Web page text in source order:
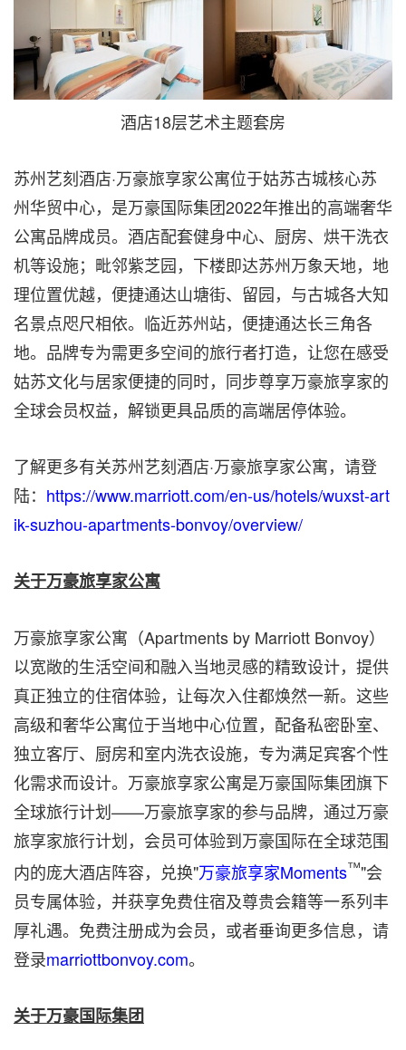
酒店18层艺术主题套房
苏州艺刻酒店·万豪旅享家公寓位于姑苏古城核心苏
州华贸中心，是万豪国际集团2022年推出的高端奢华
公寓品牌成员。酒店配套健身中心、厨房、烘干洗衣
机等设施；毗邻紫芝园，下楼即达苏州万象天地，地
理位置优越，便捷通达山塘街、留园，与古城各大知
名景点咫尺相依。临近苏州站，便捷通达长三角各
地。品牌专为需更多空间的旅行者打造，让您在感受
姑苏文化与居家便捷的同时，同步尊享万豪旅享家的
全球会员权益，解锁更具品质的高端居停体验。
了解更多有关苏州艺刻酒店·万豪旅享家公寓，请登
陆： https://www.marriott.com/en-us/hotels/wuxst-art
ik-suzhou-apartments-bonvoy/overview/
关于万豪旅享家公寓
万豪旅享家公寓（Apartments by Marriott Bonvoy）
以宽敞的生活空间和融入当地灵感的精致设计，提供
真正独立的住宿体验，让每次入住都焕然一新。这些
高级和奢华公寓位于当地中心位置，配备私密卧室、
独立客厅、厨房和室内洗衣设施，专为满足宾客个性
化需求而设计。万豪旅享家公寓是万豪国际集团旗下
全球旅行计划——万豪旅享家的参与品牌，通过万豪
旅享家旅行计划，会员可体验到万豪国际在全球范围
内的庞大酒店阵容，兑换"万豪旅享家Moments™"会
员专属体验，并获享免费住宿及尊贵会籍等一系列丰
厚礼遇。免费注册成为会员，或者垂询更多信息，请
登录marriottbonvoy.com。
关于万豪国际集团